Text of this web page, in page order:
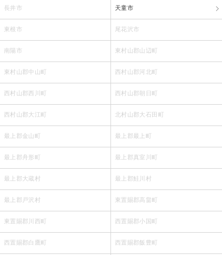
長井市 天童市
東根市 尾花沢市
南陽市 東村山郡山辺町
東村山郡中山町 西村山郡河北町
西村山郡西川町 西村山郡朝日町
西村山郡大江町 北村山郡大石田町
最上郡金山町 最上郡最上町
最上郡舟形町 最上郡真室川町
最上郡大蔵村 最上郡鮭川村
最上郡戸沢村 東置賜郡高畠町
東置賜郡川西町 西置賜郡小国町
西置賜郡白鷹町 西置賜郡飯豊町